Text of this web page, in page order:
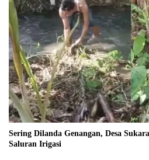
Sering Dilanda Genangan, Desa
Saluran Irigasi